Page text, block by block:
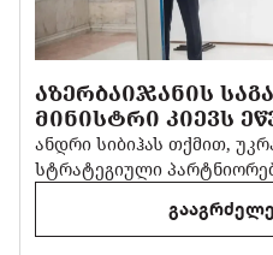
ᲐᲖᲔᲠᲑᲐᲘᲯᲐᲜᲘᲡ
ᲛᲘᲜᲘᲡᲢᲠᲘ ᲙᲘᲔᲕᲡ
ანდრი სიბიჰას თქმით,
სტრატეგიული